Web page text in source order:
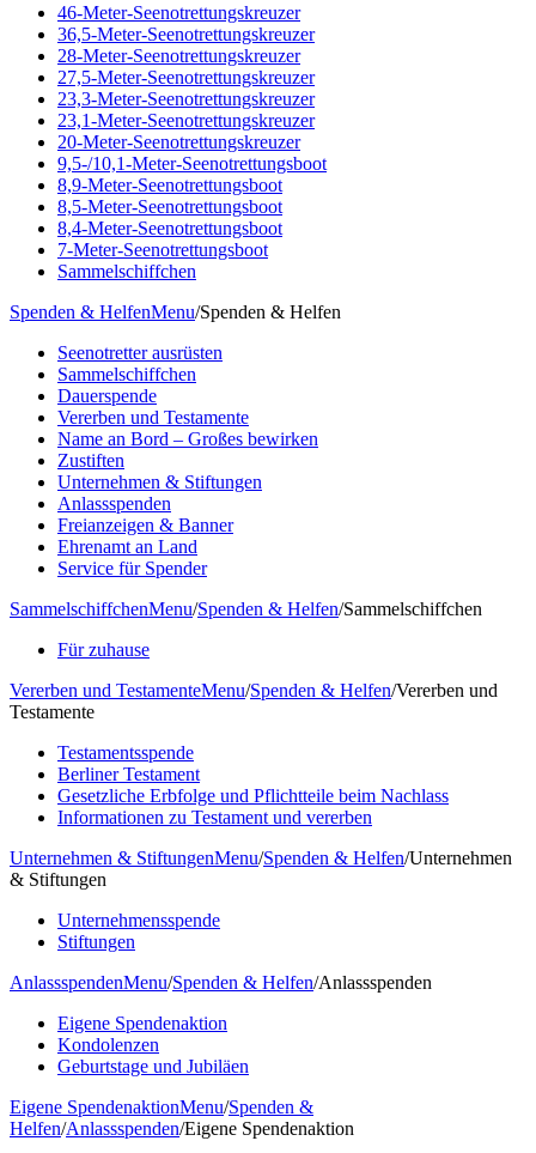
46-Meter-Seenotrettungskreuzer
36,5-Meter-Seenotrettungskreuzer
28-Meter-Seenotrettungskreuzer
27,5-Meter-Seenotrettungskreuzer
23,3-Meter-Seenotrettungskreuzer
23,1-Meter-Seenotrettungskreuzer
20-Meter-Seenotrettungskreuzer
9,5-/10,1-Meter-Seenotrettungsboot
8,9-Meter-Seenotrettungsboot
8,5-Meter-Seenotrettungsboot
8,4-Meter-Seenotrettungsboot
7-Meter-Seenotrettungsboot
Sammelschiffchen
Spenden & HelfenMenu/Spenden & Helfen
Seenotretter ausrüsten
Sammelschiffchen
Dauerspende
Vererben und Testamente
Name an Bord – Großes bewirken
Zustiften
Unternehmen & Stiftungen
Anlassspenden
Freianzeigen & Banner
Ehrenamt an Land
Service für Spender
SammelschiffchenMenu/Spenden & Helfen/Sammelschiffchen
Für zuhause
Vererben und TestamenteMenu/Spenden & Helfen/Vererben und
Testamente
Testamentsspende
Berliner Testament
Gesetzliche Erbfolge und Pflichtteile beim Nachlass
Informationen zu Testament und vererben
Unternehmen & StiftungenMenu/Spenden & Helfen/Unternehmen
& Stiftungen
Unternehmensspende
Stiftungen
AnlassspendenMenu/Spenden & Helfen/Anlassspenden
Eigene Spendenaktion
Kondolenzen
Geburtstage und Jubiläen
Eigene SpendenaktionMenu/Spenden &
Helfen/Anlassspenden/Eigene Spendenaktion